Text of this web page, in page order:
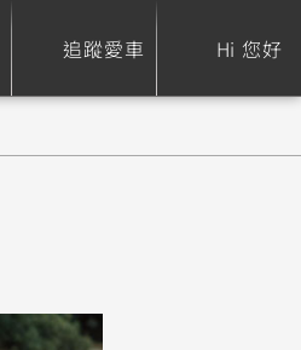
追蹤愛車 Hi 您好